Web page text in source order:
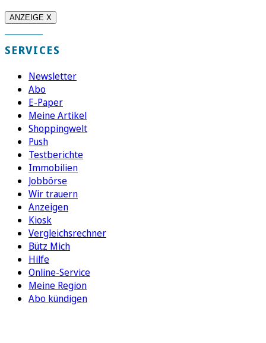
ANZEIGE X
SERVICES
Newsletter
Abo
E-Paper
Meine Artikel
Shoppingwelt
Push
Testberichte
Immobilien
Jobbörse
Wir trauern
Anzeigen
Kiosk
Vergleichsrechner
Bütz Mich
Hilfe
Online-Service
Meine Region
Abo kündigen